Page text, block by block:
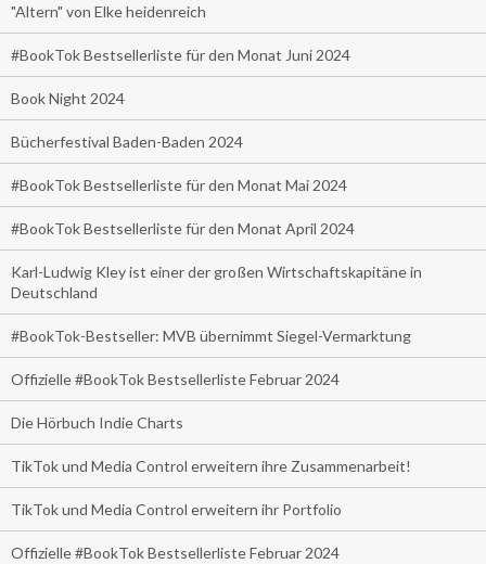
"Altern" von Elke heidenreich
#BookTok Bestsellerliste für den Monat Juni 2024
Book Night 2024
Bücherfestival Baden-Baden 2024
#BookTok Bestsellerliste für den Monat Mai 2024
#BookTok Bestsellerliste für den Monat April 2024
Karl-Ludwig Kley ist einer der großen Wirtschaftskapitäne in
Deutschland
#BookTok-Bestseller: MVB übernimmt Siegel-Vermarktung
Offizielle #BookTok Bestsellerliste Februar 2024
Die Hörbuch Indie Charts
TikTok und Media Control erweitern ihre Zusammenarbeit!
TikTok und Media Control erweitern ihr Portfolio
Offizielle #BookTok Bestsellerliste Februar 2024